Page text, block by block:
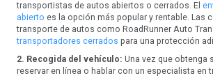
transportistas de autos abiertos o cerrados. El
abierto es la opción más popular y rentable. Las
transporte de autos como RoadRunner Auto
transportadores cerrados para una protección
2. Recogida del vehículo: Una vez que obtenga
reservar en línea o hablar con un especialista en